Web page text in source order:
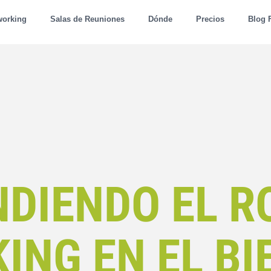
Salas de Reuniones Dónde Precios Blog
EL
EN EL